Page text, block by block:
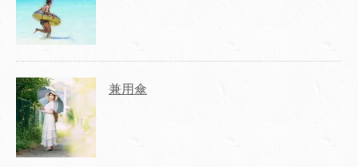
兼用傘